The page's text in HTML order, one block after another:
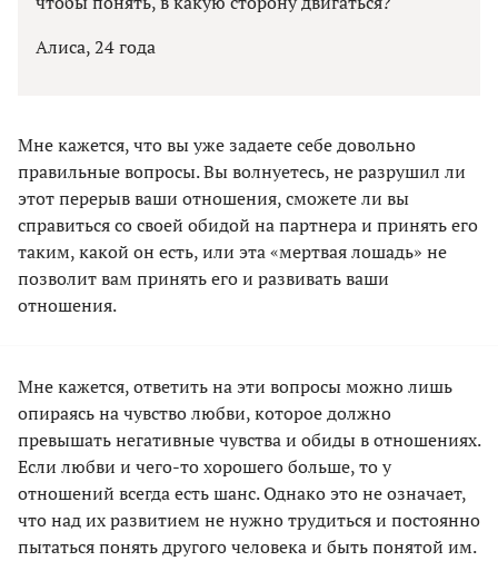
Алиса, 24 года
Мне кажется, что вы уже задаете себе довольно
правильные вопросы. Вы волнуетесь, не разрушил ли
этот перерыв ваши отношения, сможете ли вы
справиться со своей обидой на партнера и принять его
таким, какой он есть, или эта «мертвая лошадь» не
позволит вам принять его и развивать ваши
отношения.
Мне кажется, ответить на эти вопросы можно лишь
опираясь на чувство любви, которое должно
превышать негативные чувства и обиды в отношениях.
Если любви и чего-то хорошего больше, то у
отношений всегда есть шанс. Однако это не означает,
что над их развитием не нужно трудиться и постоянно
пытаться понять другого человека и быть понятой им.